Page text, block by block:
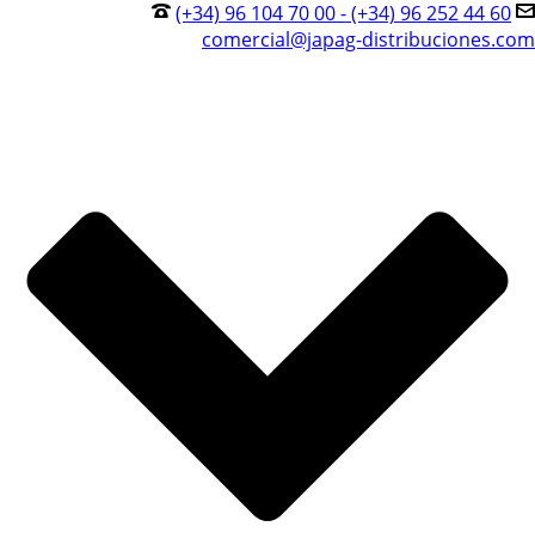
(+34) 96 104 70 00 - (+34) 96 252 44 60
comercial@japag-distribuciones.com